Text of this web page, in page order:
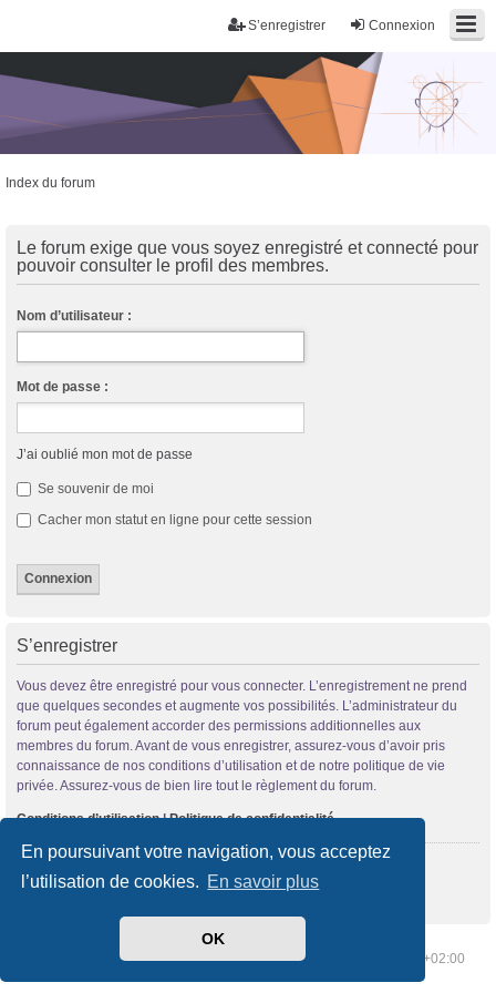
En poursuivant votre navigation, vous acceptez
l’utilisation de cookies. En savoir plus
OK
Connexion
S’enregistrer
Index du forum
Le forum exige que vous soyez enregistré et connecté pour
pouvoir consulter le profil des membres.
Nom d’utilisateur :
Mot de passe :
J’ai oublié mon mot de passe
Se souvenir de moi
Cacher mon statut en ligne pour cette session
S’enregistrer
Vous devez être enregistré pour vous connecter. L’enregistrement ne prend
que quelques secondes et augmente vos possibilités. L’administrateur du
forum peut également accorder des permissions additionnelles aux
membres du forum. Avant de vous enregistrer, assurez-vous d’avoir pris
connaissance de nos conditions d’utilisation et de notre politique de vie
privée. Assurez-vous de bien lire tout le règlement du forum.
Conditions d’utilisation|Politique de confidentialité
S’enregistrer
Supprimer les cookies Heures au format UTC+02:00